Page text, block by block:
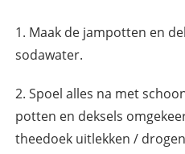
Maak de jampotten en
sodawater.
Spoel alles na met
potten en deksels
theedoek uitlekken /